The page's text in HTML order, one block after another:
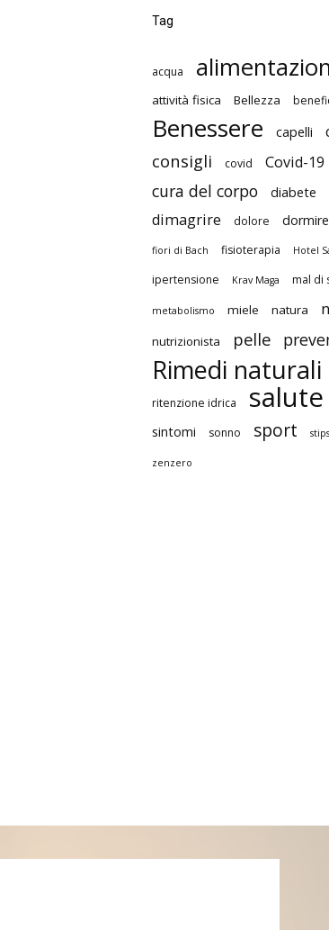
Tag
acqua
attività fisica Bellezza
Benessere capelli
consigli covid Covid-19
cura del corpo diabete
dimagrire dolore dormire
fiori di Bach fisioterapia Hotel
ipertensione Krav Maga mal di
metabolismo miele natura
nutrizionista pelle
Rimedi naturali
ritenzione idrica salute
sintomi sonno sport
zenzero